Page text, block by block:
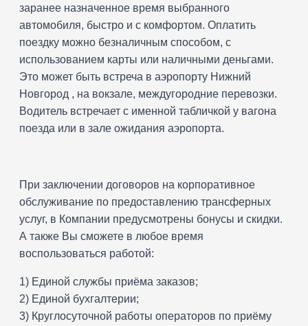
заранее назначенное время выбранного
автомобиля, быстро и с комфортом. Оплатить
поездку можно безналичным способом, с
использованием карты или наличными деньгами.
Это может быть встреча в аэропорту Нижний
Новгород , на вокзале, междугородние перевозки.
Водитель встречает с именной табличкой у вагона
поезда или в зале ожидания аэропорта.
При заключении договоров на корпоративное
обслуживание по предоставлению трансферных
услуг, в Компании предусмотрены бонусы и скидки.
А также Вы сможете в любое время
воспользоваться работой:
1) Единой службы приёма заказов;
2) Единой бухгалтерии;
3) Круглосуточной работы операторов по приёму